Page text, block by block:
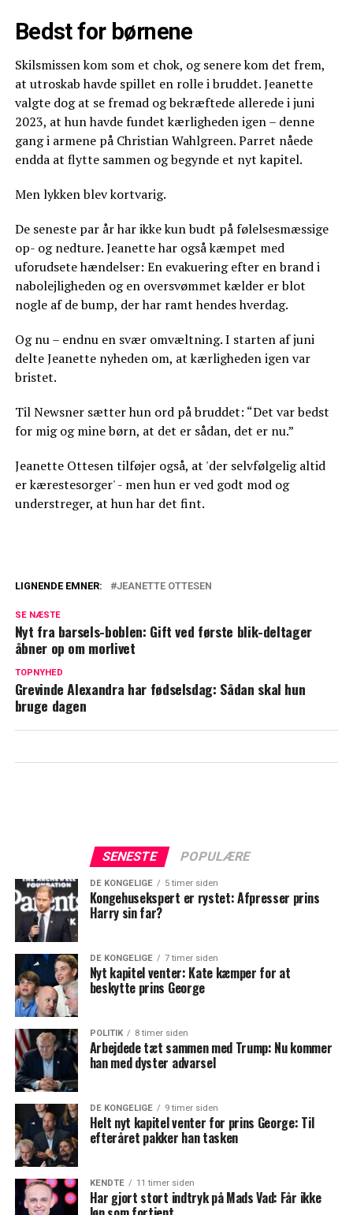
Bedst for børnene
Skilsmissen kom som et chok, og senere kom det frem,
at utroskab havde spillet en rolle i bruddet. Jeanette
valgte dog at se fremad og bekræftede allerede i juni
2023, at hun havde fundet kærligheden igen – denne
gang i armene på Christian Wahlgreen. Parret nåede
endda at flytte sammen og begynde et nyt kapitel.
Men lykken blev kortvarig.
De seneste par år har ikke kun budt på følelsesmæssige
op- og nedture. Jeanette har også kæmpet med
uforudsete hændelser: En evakuering efter en brand i
nabolejligheden og en oversvømmet kælder er blot
nogle af de bump, der har ramt hendes hverdag.
Og nu – endnu en svær omvæltning. I starten af juni
delte Jeanette nyheden om, at kærligheden igen var
bristet.
Til Newsner sætter hun ord på bruddet: “Det var bedst
for mig og mine børn, at det er sådan, det er nu.”
Jeanette Ottesen tilføjer også, at 'der selvfølgelig altid
er kærestesorger' - men hun er ved godt mod og
understreger, at hun har det fint.
er nok, hvad skal der så til?
Jeanette Ottesens store krav til TV 2: Fik
LIGNENDE EMNER: JEANETTE OTTESEN
SE NÆSTE
Nyt fra barsels-boblen: Gift ved første blik-deltager
åbner op om morlivet
TOPNYHED
Grevinde Alexandra har fødselsdag: Sådan skal hun
bruge dagen
SENESTE POPULÆRE
DE KONGELIGE 5 timer siden
Kongehusekspert er rystet: Afpresser prins
Harry sin far?
DE KONGELIGE 7 timer siden
Nyt kapitel venter: Kate kæmper for at
beskytte prins George
POLITIK 8 timer siden
Arbejdede tæt sammen med Trump: Nu kommer
han med dyster advarsel
DE KONGELIGE 9 timer siden
Helt nyt kapitel venter for prins George: Til
efteråret pakker han tasken
KENDTE 11 timer siden
Har gjort stort indtryk på Mads Vad: Får ikke